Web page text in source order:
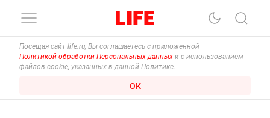
Посещая сайт life.ru, Вы соглашаетесь с приложенной
Политикой обработки Персональных данных и с использованием
файлов cookie, указанных в данной Политике.
ОК